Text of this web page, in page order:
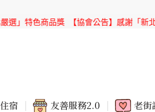
【協會公告】感謝「新北市社會局」銀
宿 友善服務2.0 老街